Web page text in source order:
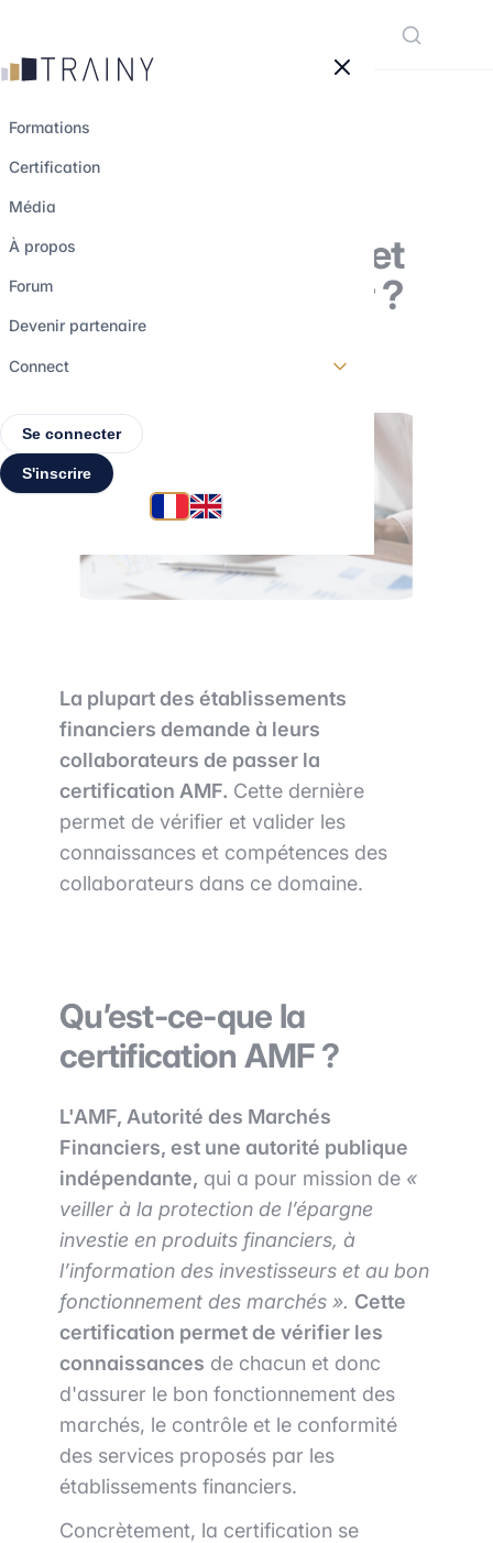
Formations
Certification
Média
À propos
Forum
Devenir partenaire
Connect
Se connecter
S'inscrire
certification AMF et
comment l’obtenir ?
9 novembre 2022 3 min de lecture
La plupart des établissements
financiers demande à leurs
collaborateurs de passer la
certification AMF. Cette dernière
permet de vérifier et valider les
connaissances et compétences des
collaborateurs dans ce domaine.
Qu’est-ce-que la
certification AMF ?
L'AMF, Autorité des Marchés
Financiers, est une autorité publique
indépendante, qui a pour mission de «
veiller à la protection de l’épargne
investie en produits financiers, à
l’information des investisseurs et au bon
fonctionnement des marchés ». Cette
certification permet de vérifier les
connaissances de chacun et donc
d'assurer le bon fonctionnement des
marchés, le contrôle et le conformité
des services proposés par les
établissements financiers.
Concrètement, la certification se